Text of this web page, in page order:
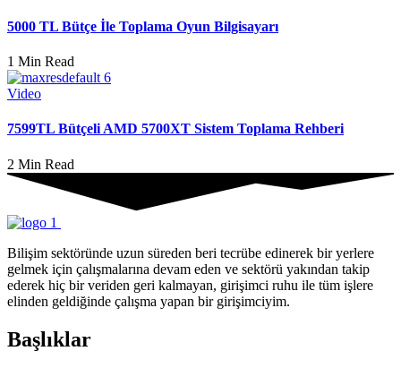
5000 TL Bütçe İle Toplama Oyun Bilgisayarı
1 Min Read
Video
7599TL Bütçeli AMD 5700XT Sistem Toplama Rehberi
2 Min Read
Bilişim sektöründe uzun süreden beri tecrübe edinerek bir yerlere
gelmek için çalışmalarına devam eden ve sektörü yakından takip
ederek hiç bir veriden geri kalmayan, girişimci ruhu ile tüm işlere
elinden geldiğinde çalışma yapan bir girişimciyim.
Başlıklar